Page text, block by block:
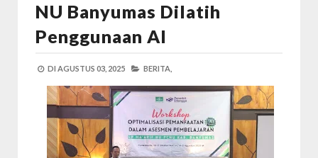
NU Banyumas Dilatih
Penggunaan AI
DI AGUSTUS 03, 2025 BERITA,